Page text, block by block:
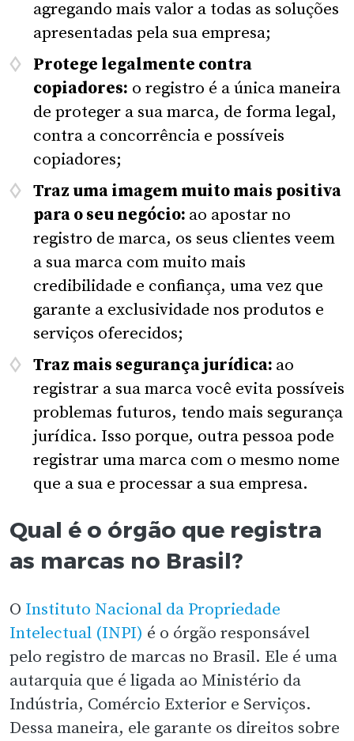
agregando mais valor a todas as soluções
apresentadas pela sua empresa;
Protege legalmente contra
copiadores: o registro é a única maneira
de proteger a sua marca, de forma legal,
contra a concorrência e possíveis
copiadores;
Traz uma imagem muito mais positiva
para o seu negócio: ao apostar no
registro de marca, os seus clientes veem
a sua marca com muito mais
credibilidade e confiança, uma vez que
garante a exclusividade nos produtos e
serviços oferecidos;
Traz mais segurança jurídica: ao
registrar a sua marca você evita possíveis
problemas futuros, tendo mais segurança
jurídica. Isso porque, outra pessoa pode
registrar uma marca com o mesmo nome
que a sua e processar a sua empresa.
Qual é o órgão que registra
as marcas no Brasil?
O Instituto Nacional da Propriedade
Intelectual (INPI) é o órgão responsável
pelo registro de marcas no Brasil. Ele é uma
autarquia que é ligada ao Ministério da
Indústria, Comércio Exterior e Serviços.
Dessa maneira, ele garante os direitos sobre